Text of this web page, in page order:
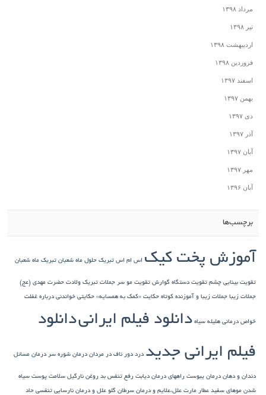
مرداد ۱۳۹۸
تیر ۱۳۹۸
اردیبهشت ۱۳۹۸
فروردین ۱۳۹۸
اسفند ۱۳۹۷
بهمن ۱۳۹۷
دی ۱۳۹۷
آذر ۱۳۹۷
آبان ۱۳۹۷
مهر ۱۳۹۷
آبان ۱۳۹۶
برچسب‌ها
آموزش پخت کیک اس ام اس تبریک حلول ماه شعبان تبریک ماه شعبان
تقویت بینایی چشم تقویت دستگاه گوارش تقویت مو سر جملات تبریک ولادت حضرت مهدی (عج)
جملات زیبا جملات زیبا و آموزنده کوتاه حکایت «کمک به همسایه» حکایتی خواندنی درباره غفلت
خواص درمانی هلیله سیاه دانلود فیلم ایرانیدانلود
فیلم ایرانی جدید درد دور ناف در مردان درمان شوره سر درمان مسائل
دندان و دهان درمان یبوست راههای درمان دیابت رفع تنفس بد روغن نارگیل سلامت پوست سیاه
شدن موهای سفید عطار مارت علل،علایم و درمان سرطان گلو علل و درمان نارسایی تنفسی حاد